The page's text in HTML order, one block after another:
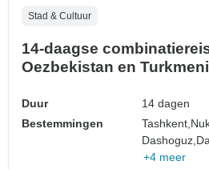
Stad & Cultuur
14-daagse
Oezbekistan en
Duur
14 dagen
Bestemmingen
Tashkent,
Dashoguz,
+4 meer